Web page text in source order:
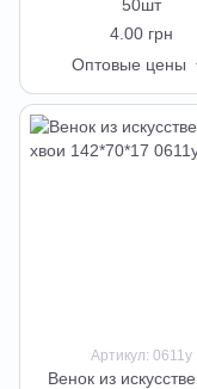
50шт
4.00 грн
Оптовые цены
Артикул: 0611у
Венок из